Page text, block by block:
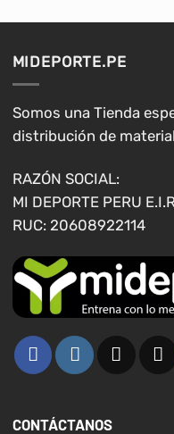
MIDEPORTE.PE
Somos una Tienda
distribución de
RAZÓN SOCIAL:
MI DEPORTE PERU
RUC: 20608922114
CONTÁCTANOS